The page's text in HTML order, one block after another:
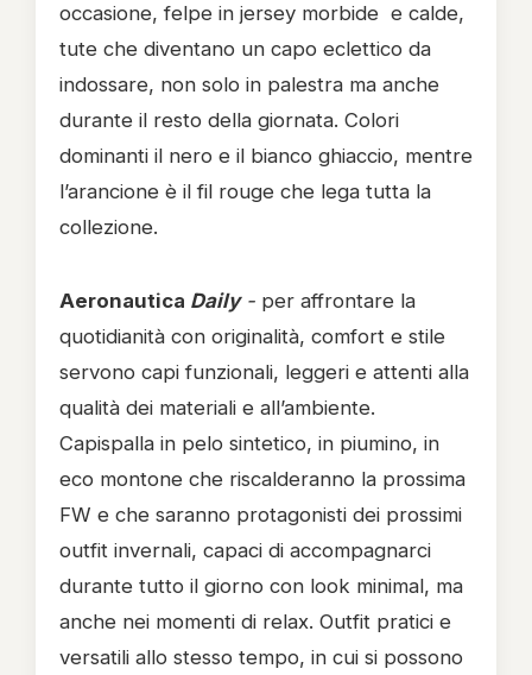
occasione, felpe in jersey morbide e calde,
tute che diventano un capo eclettico da
indossare, non solo in palestra ma anche
durante il resto della giornata. Colori
dominanti il nero e il bianco ghiaccio, mentre
l’arancione è il fil rouge che lega tutta la
collezione.
Aeronautica Daily- per affrontare la
quotidianità con originalità, comfort e stile
servono capi funzionali, leggeri e attenti alla
qualità dei materiali e all’ambiente.
Capispalla in pelo sintetico, in piumino, in
eco montone che riscalderanno la prossima
FW e che saranno protagonisti dei prossimi
outfit invernali, capaci di accompagnarci
durante tutto il giorno con look minimal, ma
anche nei momenti di relax. Outfit pratici e
versatili allo stesso tempo, in cui si possono